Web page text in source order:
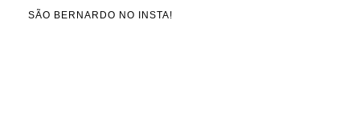
SÃO BERNARDO NO INSTA!